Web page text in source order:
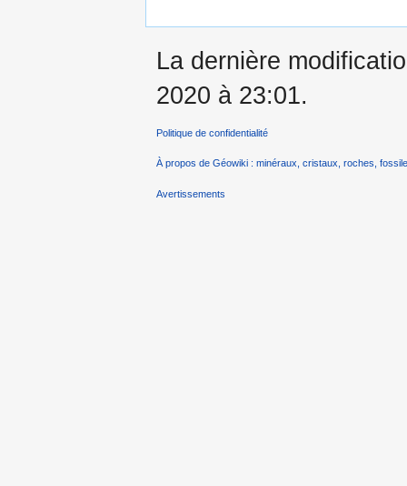
La dernière
2020 à 23:01.
Politique de confidentialité
À propos de Géowiki : minéraux, cristaux, roches,
Avertissements